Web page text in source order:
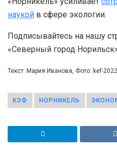
наукой в сфере экологии.
Подписывайтесь на нашу
«Северный город
Текст: Мария Иванова, Фото: kef-
КЭФ НОРНИКЕЛЬ